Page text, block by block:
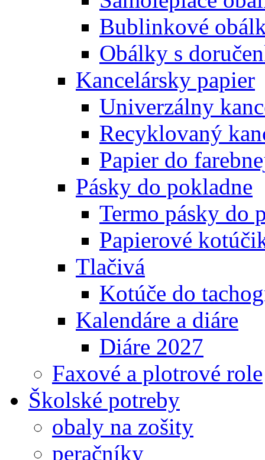
Bublinkové
Obálky s
Kancelársky papier
Univerzálny
Recyklovaný
Papier do
Pásky do pokladne
Termo pásky do
Papierové
Tlačivá
Kotúče do
Kalendáre a diáre
Diáre 2027
Faxové a plotrové role
Školské potreby
obaly na zošity
peračníky